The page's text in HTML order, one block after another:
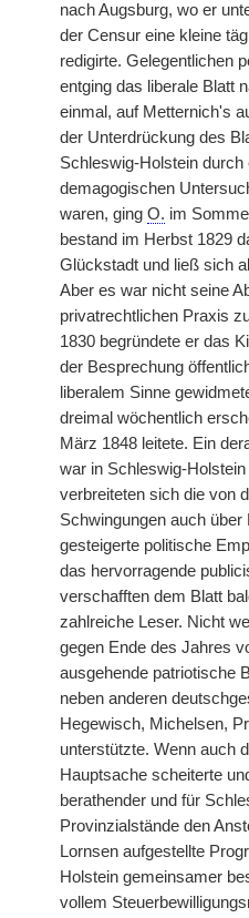
nach Augsburg, wo er
der Censur eine kleine
redigirte. Gelegentlichen
entging das liberale Blatt
einmal, auf Metternich's
der Unterdrückung des
Schleswig-Holstein
demagogischen
waren, ging O. im
bestand im Herbst 1829
Glückstadt und ließ sich
Aber es war nicht seine
privatrechtlichen Praxis
1830 begründete er das
der Besprechung
liberalem Sinne
dreimal wöchentlich
März 1848 leitete. Ein
war in Schleswig-
verbreiteten sich die von
Schwingungen auch
gesteigerte politische
das hervorragende
verschafften dem Blatt
zahlreiche Leser. Nicht
gegen Ende des Jahres
ausgehende patriotische
neben anderen
Hegewisch, Michelsen,
unterstützte. Wenn auch
Hauptsache scheiterte
berathender und für
Provinzialstände den
Lornsen aufgestellte
Holstein gemeinsamer
vollem